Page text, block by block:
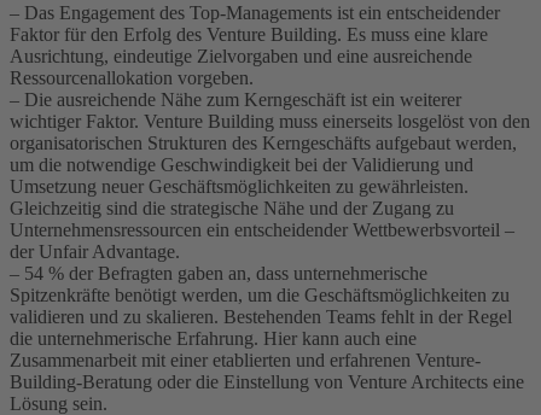
– Das Engagement des Top-Managements ist ein entscheidender
Faktor für den Erfolg des Venture Building. Es muss eine klare
Ausrichtung, eindeutige Zielvorgaben und eine ausreichende
Ressourcenallokation vorgeben.
– Die ausreichende Nähe zum Kerngeschäft ist ein weiterer
wichtiger Faktor. Venture Building muss einerseits losgelöst von den
organisatorischen Strukturen des Kerngeschäfts aufgebaut werden,
um die notwendige Geschwindigkeit bei der Validierung und
Umsetzung neuer Geschäftsmöglichkeiten zu gewährleisten.
Gleichzeitig sind die strategische Nähe und der Zugang zu
Unternehmensressourcen ein entscheidender Wettbewerbsvorteil –
der Unfair Advantage.
– 54 % der Befragten gaben an, dass unternehmerische
Spitzenkräfte benötigt werden, um die Geschäftsmöglichkeiten zu
validieren und zu skalieren. Bestehenden Teams fehlt in der Regel
die unternehmerische Erfahrung. Hier kann auch eine
Zusammenarbeit mit einer etablierten und erfahrenen Venture-
Building-Beratung oder die Einstellung von Venture Architects eine
Lösung sein.